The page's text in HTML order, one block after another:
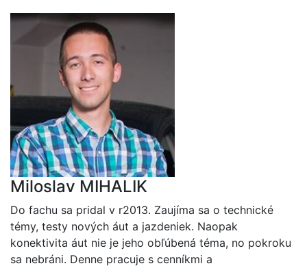
Miloslav MIHALIK
Do fachu sa pridal v r2013. Zaujíma sa o technické
témy, testy nových áut a jazdeniek. Naopak
konektivita áut nie je jeho obľúbená téma, no pokroku
sa nebráni. Denne pracuje s cenníkmi a